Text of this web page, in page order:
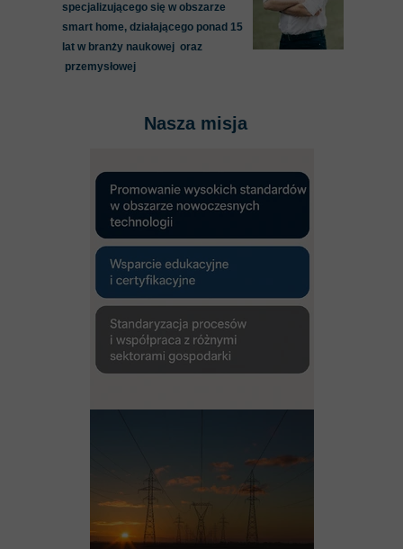
Nasza misja
specjalizującego się w obszarze
smart home, działającego ponad 15
lat w branży naukowej oraz
przemysłowej